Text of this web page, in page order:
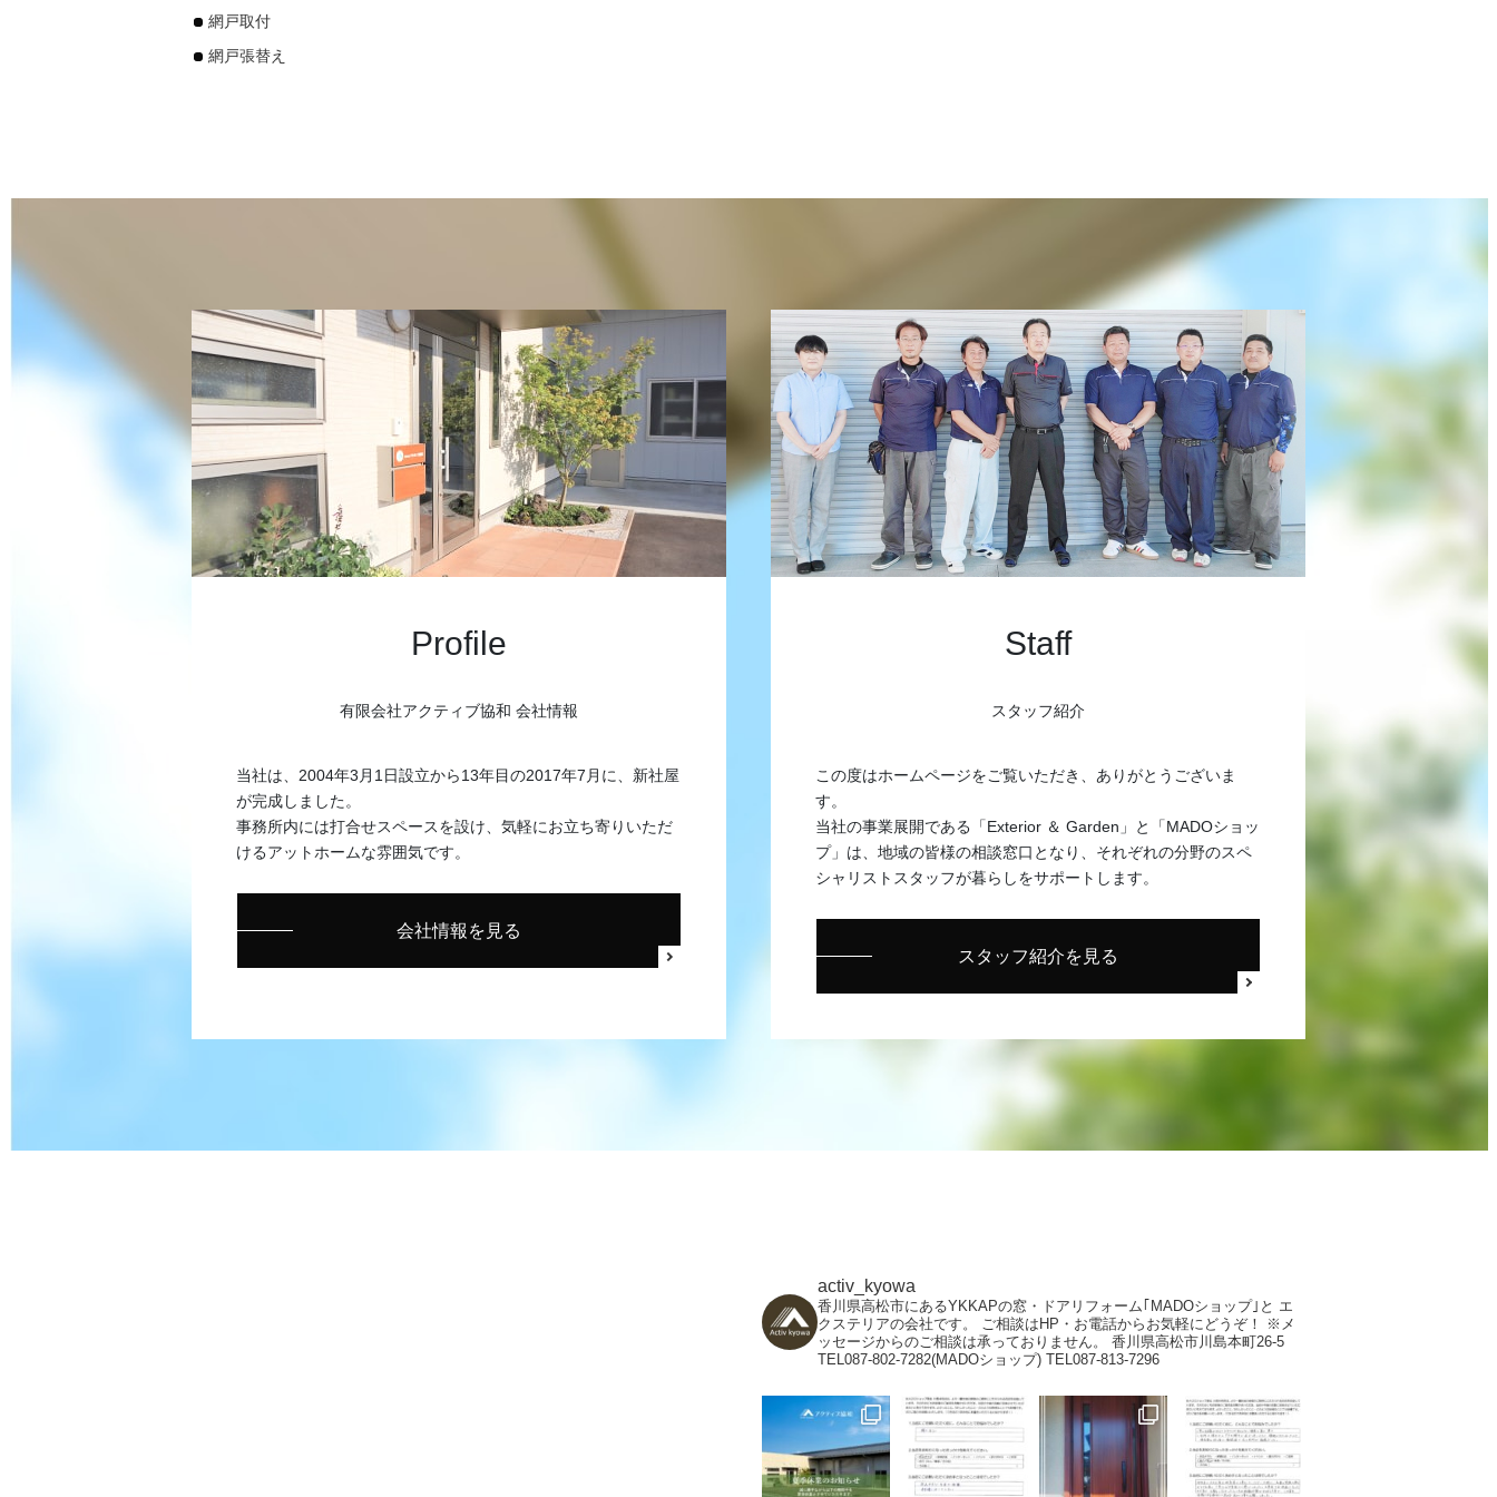
網戸取付
網戸張替え
Profile
有限会社アクティブ協和 会社情報
当社は、2004年3月1日設立から13年目の2017年7月に、新社屋
が完成しました。
事務所内には打合せスペースを設け、気軽にお立ち寄りいただ
けるアットホームな雰囲気です。
会社情報を見る
Staff
スタッフ紹介
この度はホームページをご覧いただき、ありがとうございま
す。
当社の事業展開である「Exterior ＆ Garden」と「MADOショッ
プ」は、地域の皆様の相談窓口となり、それぞれの分野のスペ
シャリストスタッフが暮らしをサポートします。
スタッフ紹介を見る
activ_kyowa
香川県高松市にあるYKKAPの窓・ドアリフォーム｢MADOショップ｣と エ
クステリアの会社です。
ご相談はHP・お電話からお気軽にどうぞ！
※メ
ッセージからのご相談は承っておりません。
香川県高松市川島本町26-5
TEL087-802-7282(MADOショップ) TEL087-813-7296